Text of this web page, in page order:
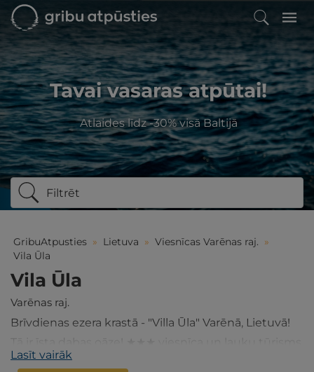
Tavai vasaras atpūtai!
Atlaides līdz -30% visā Baltijā
Filtrēt
GribuAtpusties » Lietuva » Viesnīcas Varēnas raj. »
Vila Ūla
Vila Ūla
Varēnas raj.
Brīvdienas ezera krastā - "Villa Ūla" Varēnā, Lietuvā!
Tā ir īsta dabas oāze! ★★★ viesnīca un lauku tūrisms
pie ezera. Šeit Jūs atradīsiet visu, kas nepieciešams
Lasīt vairāk